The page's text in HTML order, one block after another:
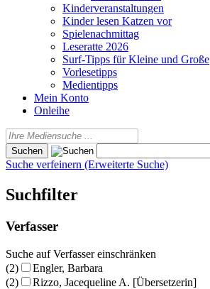
Kinderveranstaltungen
Kinder lesen Katzen vor
Spielenachmittag
Leseratte 2026
Surf-Tipps für Kleine und Große
Vorlesetipps
Medientipps
Mein Konto
Onleihe
Suche verfeinern (Erweiterte Suche)
Suchfilter
Verfasser
Suche auf Verfasser einschränken
(2)
Engler, Barbara
(2)
Rizzo, Jacequeline A. [Übersetzerin]